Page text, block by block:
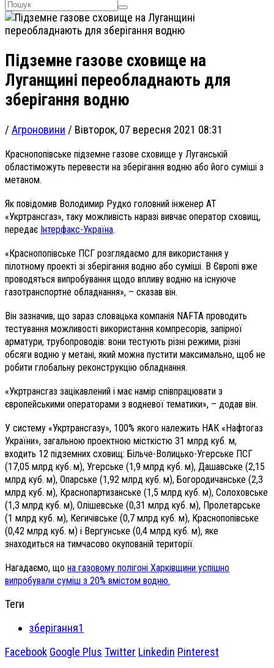
Підземне газове сховище на
Луганщині переобладнають для
зберігання водню
/ Агроновини / Вівторок, 07 вересня 2021 08:31
Краснопопівське підземне газове сховище у Луганській
областіможуть перевести на зберігання водню або його суміші з
метаном.
Як повідомив Володимир Рудко головний інженер АТ
«Укртрансгаз», таку можливість наразі вивчає оператор сховищ,
передає Інтерфакс-Україна.
«Краснопопівське ПСГ розглядаємо для використання у
пілотному проекті зі зберігання водню або суміші. В Європі вже
проводяться випробування щодо впливу водню на існуюче
газотранспортне обладнання», – сказав він.
Він зазначив, що зараз словацька компанія NAFTA проводить
тестування можливості використання компресорів, запірної
арматури, трубопроводів: вони тестують різні режими, різні
обсяги водню у метані, який можна пустити максимально, щоб не
робити глобальну реконструкцію обладнання.
«Укртрансгаз зацікавлений і має намір співпрацювати з
європейськими операторами з водневої тематики», – додав він.
У систему «Укртрансгазу», 100% якого належить НАК «Нафтогаз
України», загальною проектною місткістю 31 млрд куб. м,
входить 12 підземних сховищ: Більче-Волицько-Угерське ПСГ
(17,05 млрд куб. м), Угерське (1,9 млрд куб. м), Дашавське (2,15
млрд куб. м), Опарське (1,92 млрд куб. м), Богородичанське (2,3
млрд куб. м), Краснопартизанське (1,5 млрд куб. м), Солоховське
(1,3 млрд куб. м), Олішевське (0,31 млрд куб. м), Пролетарське
(1 млрд куб. м), Кегичівське (0,7 млрд куб. м), Краснопопівське
(0,42 млрд куб. м) і Вергунське (0,4 млрд куб. м), яке
знаходиться на тимчасово окупованій території.
Нагадаємо, що на газовому полігоні Харківщини успішно
випробували суміш з 20% вмістом водню.
Теги
зберігання1
Facebook Google Plus Twitter Linkedin Pinterest